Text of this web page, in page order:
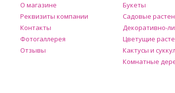
О магазине
Реквизиты компании
Контакты
Фотогаллерея
Отзывы
Букеты
Садовые
Декоративно-
Цветущие
Кактусы и
Комнатные